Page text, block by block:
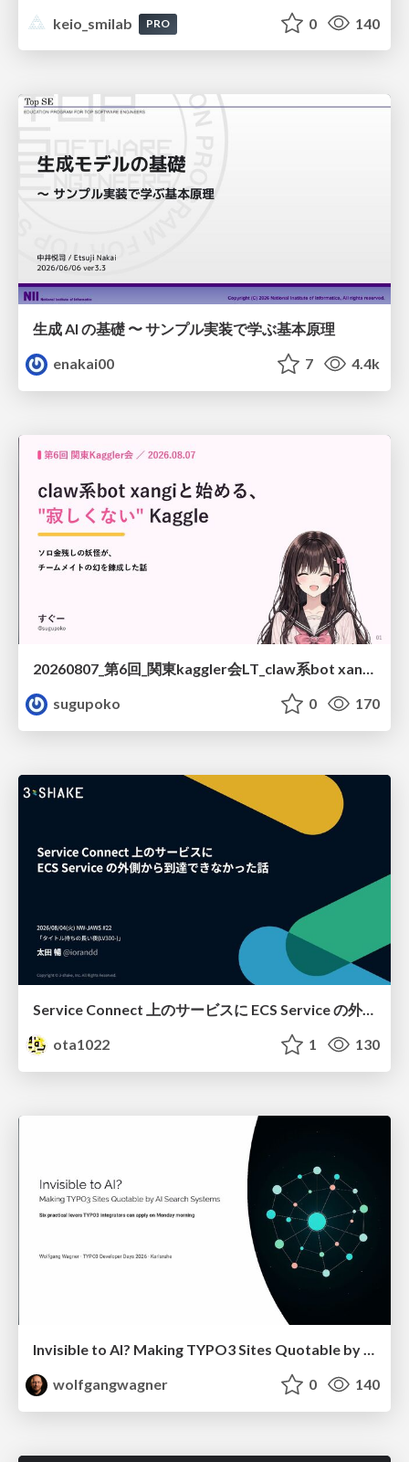
keio_smilab
PRO 0 140
生成 AI の基礎 〜 サンプル実装で学ぶ基本原理
enakai00
7 4.4k
20260807_第6回_関東kaggler会LT_claw系bot xangiと始める、"寂しくない" kaggle
sugupoko
0 170
Service Connect 上のサービスに ECS Service の外側から到達できなかった話
ota1022
1 130
Invisible to AI? Making TYPO3 Sites Quotable by AI Search Systems
wolfgangwagner
0 140